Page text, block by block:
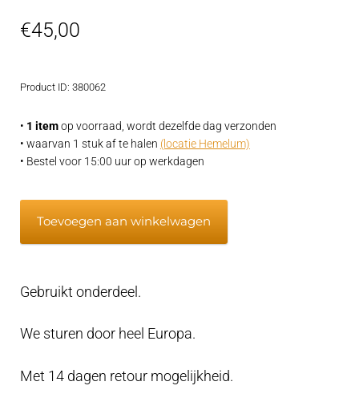
€45,00
Product ID: 380062
• 1 itemop voorraad, wordt dezelfde dag verzonden
• waarvan 1 stuk af te halen (locatie Hemelum)
• Bestel voor 15:00 uur op werkdagen
leiding
Toevoegen aan winkelwagen
Gebruikt onderdeel.
We sturen door heel Europa.
Met 14 dagen retour mogelijkheid.